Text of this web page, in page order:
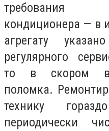
требования
кондиционера — в
агрегату
регулярного
то в скором
поломка.
технику
периодически